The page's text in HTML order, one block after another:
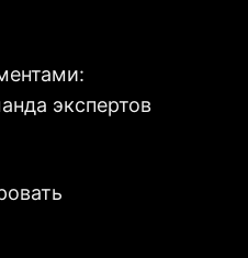
экспертов